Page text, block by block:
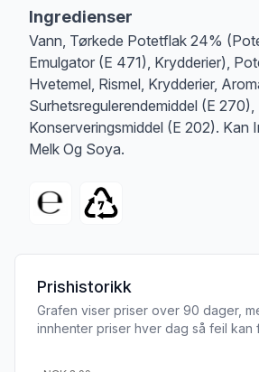
Ingredienser
Vann, Tørkede Potetflak 24%
Emulgator (E 471), Krydderier),
Hvetemel, Rismel, Krydderier,
Surhetsregulerendemiddel (E 270),
Konserveringsmiddel (E 202). Kan
Melk Og Soya.
Prishistorikk
Grafen viser priser over 90 dager,
innhenter priser hver dag så feil kan